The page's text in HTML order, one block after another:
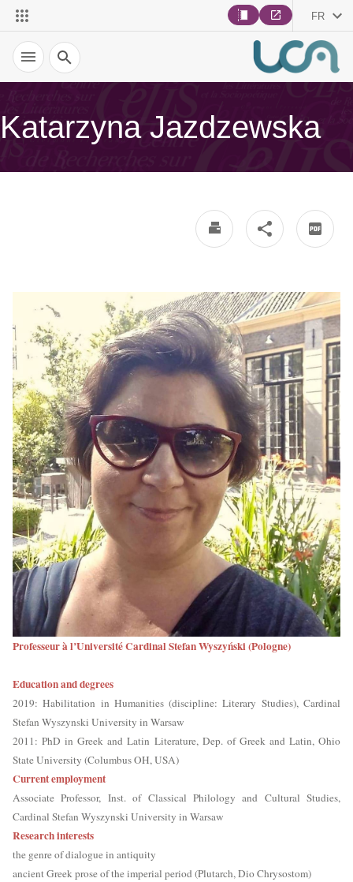
FR
Recherche
Katarzyna Jazdzewska
Professeur à l’Université Cardinal Stefan Wyszyński (Pologne)
Education and degrees
2019: Habilitation in Humanities (discipline: Literary Studies), Cardinal
Stefan Wyszynski University in Warsaw
2011: PhD in Greek and Latin Literature, Dep. of Greek and Latin, Ohio
State University (Columbus OH, USA)
Current employment
Associate Professor, Inst. of Classical Philology and Cultural Studies,
Cardinal Stefan Wyszynski University in Warsaw
Research interests
the genre of dialogue in antiquity
ancient Greek prose of the imperial period (Plutarch, Dio Chrysostom)